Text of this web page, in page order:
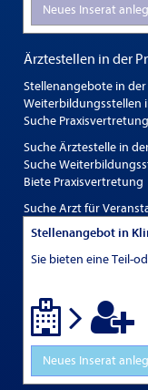
Neues Inserat
Ärztestellen in der
Stellenangebote in
Weiterbildungsstellen
Suche Praxisvertretung
Suche Ärztestelle in
Suche
Biete Praxisvertretung
Suche Arzt für
Stellenangebot in
Sie bieten eine Teil-
Neues Inserat